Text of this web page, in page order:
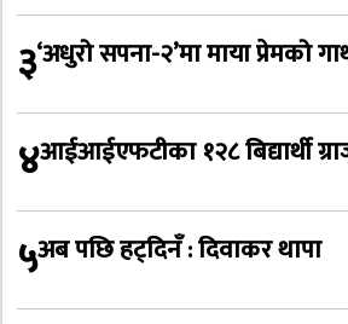
३‘अधुरो सपना-२’मा माया प्रेमको
४आईआईएफटीका १२८ बिद्यार्थी
५अब पछि हट्दिनँ : दिवाकर थापा